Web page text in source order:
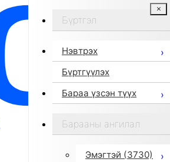
Бүртгэл
Нэвтрэх
Бүртгүүлэх
Бараа үзсэн түүх
Барааны ангилал
Эмэгтэй (3730)